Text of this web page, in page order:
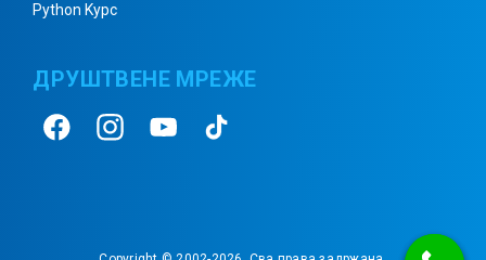
Python Kурс
ДРУШТВЕНЕ МРЕЖЕ